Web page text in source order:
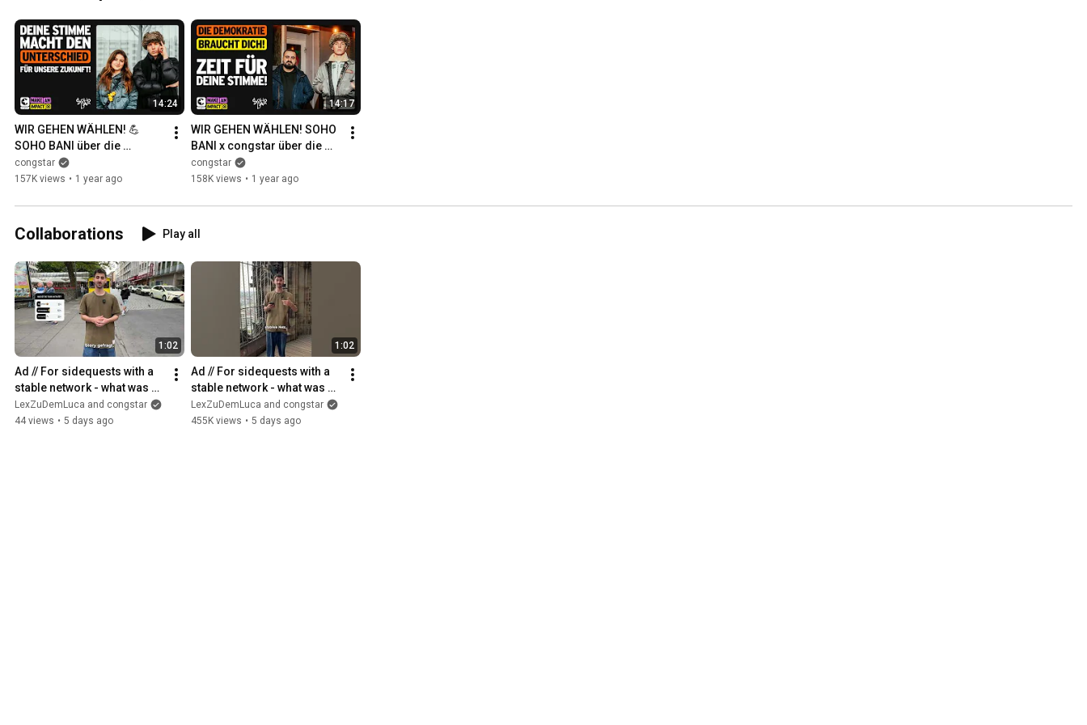
14:24
WIR GEHEN WÄHLEN! 💪
SOHO BANI über die
Bundestagswahl | Make an
Impact: Episode 2
congstar
157K views • 1 year ago
14:17
WIR GEHEN WÄHLEN! SOHO
BANI x congstar über die
Bundestagswahl | Make an
Impact: Episode 1
congstar
158K views • 1 year ago
Collaborations Play all
1:02
Ad // For sidequests with a
stable network - what was
your last sidequest? 🤔
#LexLuca #congstar
LexZuDemLuca and congstar
44 views • 5 days ago
1:02
Ad // For sidequests with a
stable network - what was
your last sidequest? 🤔
#LexLuca #congstar
LexZuDemLuca and congstar
455K views • 5 days ago